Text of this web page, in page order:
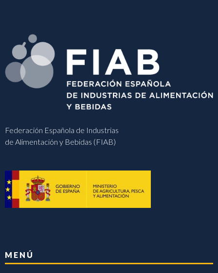
Federación Española de Industrias
de Alimentación y Bebidas (FIAB)
MENÚ